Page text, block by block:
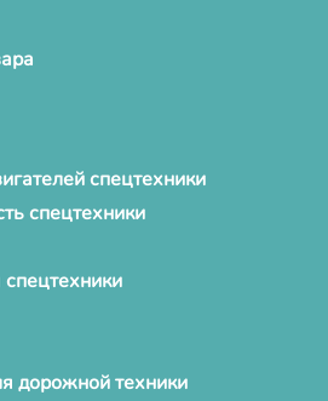
спецтехники
спецтехники
дорожной техники